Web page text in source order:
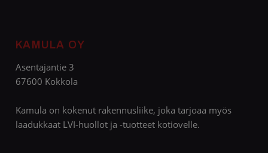
KAMULA OY
Asentajantie 3
67600 Kokkola
Kamula on kokenut rakennusliike, joka tarjoaa myös
laadukkaat LVI-huollot ja -tuotteet kotiovelle.